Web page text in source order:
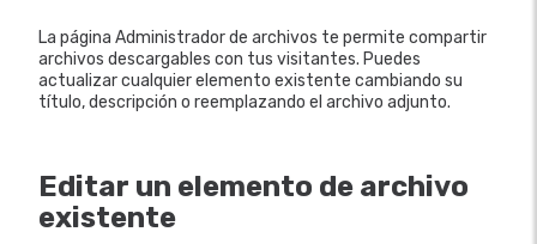
La página Administrador de archivos te permite compartir
archivos descargables con tus visitantes. Puedes
actualizar cualquier elemento existente cambiando su
título, descripción o reemplazando el archivo adjunto.
Editar un elemento de archivo
existente